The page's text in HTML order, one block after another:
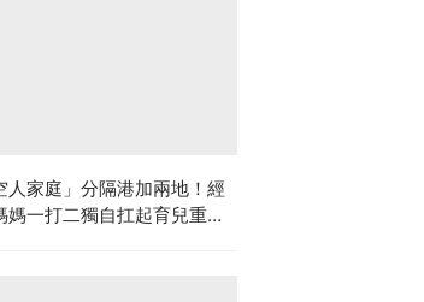
人家庭」分隔港加兩地！經
媽一打二獨自扛起育兒重